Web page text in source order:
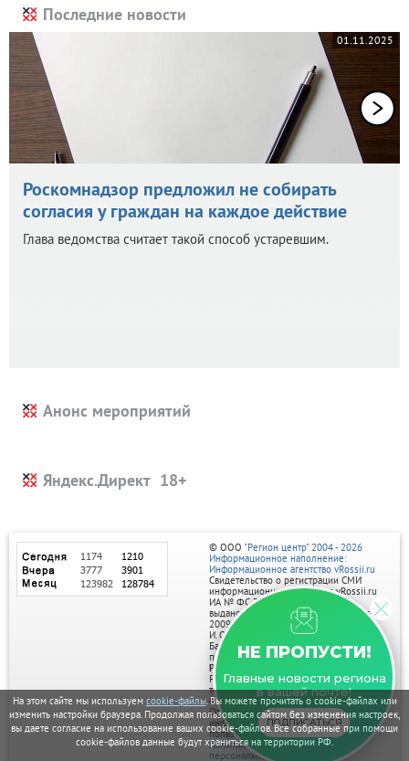
На этом сайте мы используем cookie-файлы. Вы можете прочитать о cookie-файлах или
изменить настройки браузера. Продолжая пользоваться сайтом без изменения настроек,
вы даете согласие на использование ваших cookie-файлов. Все собранные при помощи
cookie-файлов данные будут храниться на территории РФ.
Последние новости
01.11.2025
Роскомнадзор предложил не собирать
согласия у граждан на каждое действие
Глава ведомства считает такой способ устаревшим.
Анонс мероприятий
Яндекс.Директ
НЕ ПРОПУСТИ!
Главные новости региона
в вашей почте!
ПОДПИСАТЬСЯ
© ООО "Регион центр" 2004 - 2026
Информационное наполнение:
Информационное агентство vRossii.ru
Свидетельство о регистрации СМИ
информационного агентства vRossii.ru
ИА № ФС 77‑35502
выдано РОСКОМНАДЗОРом 04 марта
2009г.
И. О. Главного редактора Нарыков А. Н.
Баннеры на портале размещаются на
правах рекламы.
Реклама на портале:
Рекламное агентство "Умный маркетинг"
тел. 7-910-267-70-40,
email: umnyy.marketing@yandex.ru
Отдельные публикации могут содержать
информацию, не предназначенную для
пользователей до 18 лет.
Политика в отношении обработки
персональных данных